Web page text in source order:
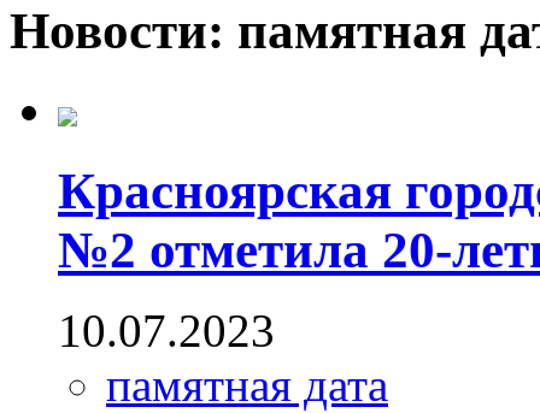
Новости: памятная
Красноярская
№2 отметила 20-
10.07.2023
памятная дата